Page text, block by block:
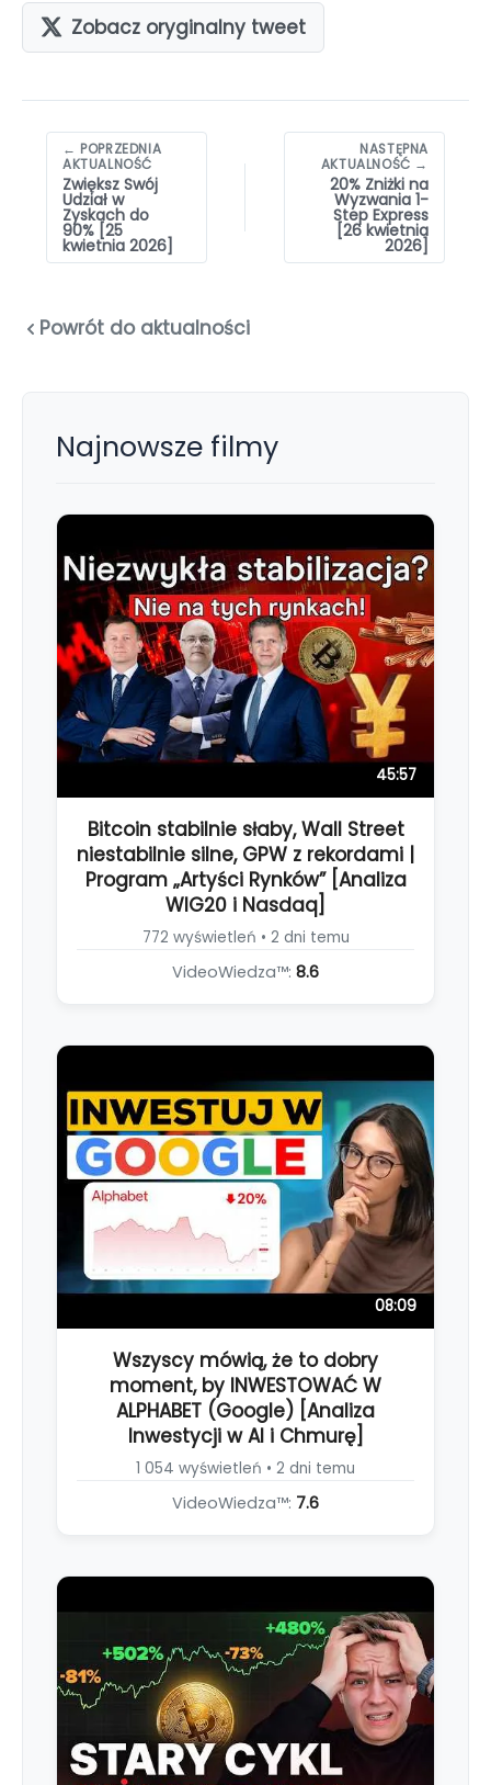
Zobacz oryginalny tweet
Nawigacja
wpisów
← POPRZEDNIA
AKTUALNOŚĆ
Zwiększ Swój
Udział w
Zyskach do
90% [25
kwietnia 2026]
NASTĘPNA
AKTUALNOŚĆ →
20% Zniżki na
Wyzwania 1-
Step Express
[26 kwietnia
2026]
Powrót do aktualności
Najnowsze filmy
45:57
Bitcoin stabilnie słaby, Wall Street
niestabilnie silne, GPW z rekordami |
Program „Artyści Rynków” [Analiza
WIG20 i Nasdaq]
772 wyświetleń • 2 dni temu
VideoWiedza™: 8.6
08:09
Wszyscy mówią, że to dobry
moment, by INWESTOWAĆ W
ALPHABET (Google) [Analiza
Inwestycji w AI i Chmurę]
1 054 wyświetleń • 2 dni temu
VideoWiedza™: 7.6